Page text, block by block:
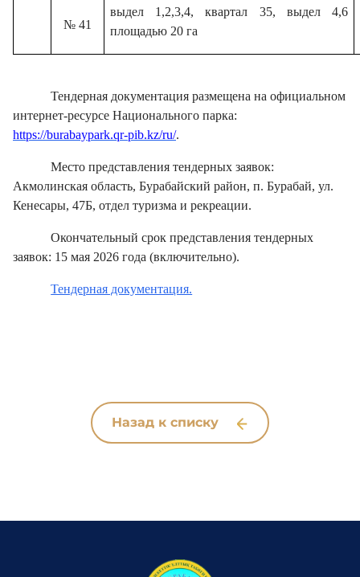
№ 41
выдел 1,2,3,4, квартал 35, выдел 4,6
площадью 20 га
Тендерная документация размещена на официальном
интернет-ресурсе Национального парка:
https://burabaypark.qr-pib.kz/ru/.
Место представления тендерных заявок:
Акмолинская область, Бурабайский район, п. Бурабай, ул.
Кенесары, 47Б, отдел туризма и рекреации.
Окончательный срок представления тендерных
заявок: 15 мая 2026 года (включительно).
Тендерная документация.
Назад к списку